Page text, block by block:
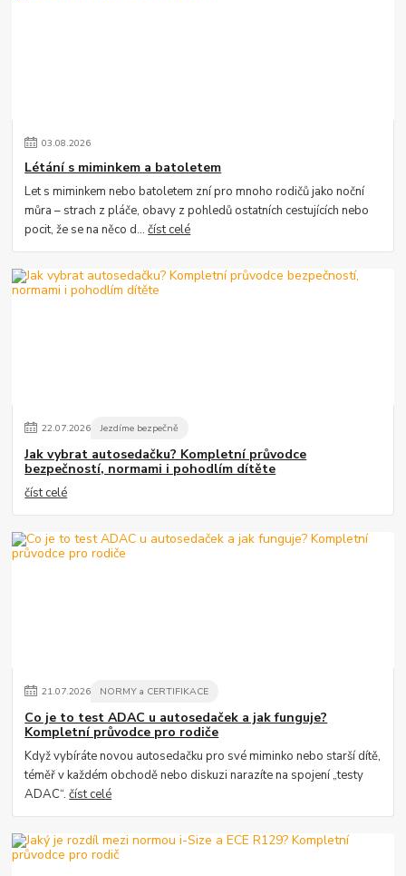
03.08.2026
Létání s miminkem a batoletem
Let s miminkem nebo batoletem zní pro mnoho rodičů jako noční
můra – strach z pláče, obavy z pohledů ostatních cestujících nebo
pocit, že se na něco d...číst celé
22.07.2026 Jezdíme bezpečně
Jak vybrat autosedačku? Kompletní průvodce
bezpečností, normami i pohodlím dítěte
číst celé
21.07.2026 NORMY a CERTIFIKACE
Co je to test ADAC u autosedaček a jak funguje?
Kompletní průvodce pro rodiče
Když vybíráte novou autosedačku pro své miminko nebo starší dítě,
téměř v každém obchodě nebo diskuzi narazíte na spojení „testy
ADAC“.číst celé